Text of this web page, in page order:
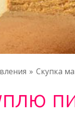
Скупка